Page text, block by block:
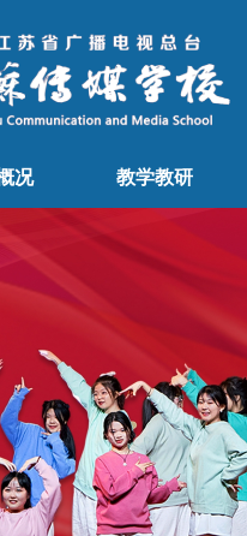
况
况
教学教研